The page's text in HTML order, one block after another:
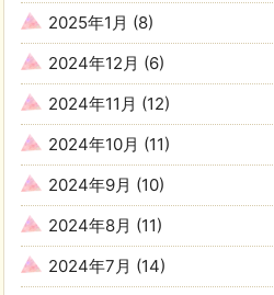
2025年1月 (8)
2024年12月 (6)
2024年11月 (12)
2024年10月 (11)
2024年9月 (10)
2024年8月 (11)
2024年7月 (14)